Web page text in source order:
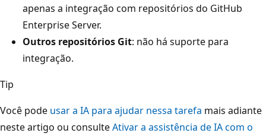
apenas a integração com repositórios do GitHub
Enterprise Server.
Outros repositórios Git: não há suporte para
integração.
Tip
Você pode usar a IA para ajudar nessa tarefa mais adiante
neste artigo ou consulteAtivar a assistência de IA com o